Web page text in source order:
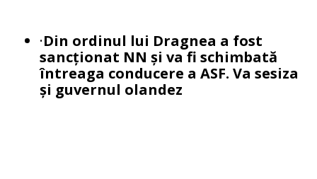
·Din ordinul lui Dragnea a fost
sancționat NN și va fi schimbată
întreaga conducere a ASF. Va sesiza
și guvernul olandez